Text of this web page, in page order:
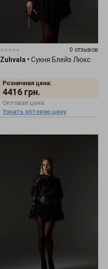
0 отзывов
Zuhvala • Сукня Блейз Люкс
Розничная цена:
4416 грн.
Оптовая цена:
Узнать оптовую цену